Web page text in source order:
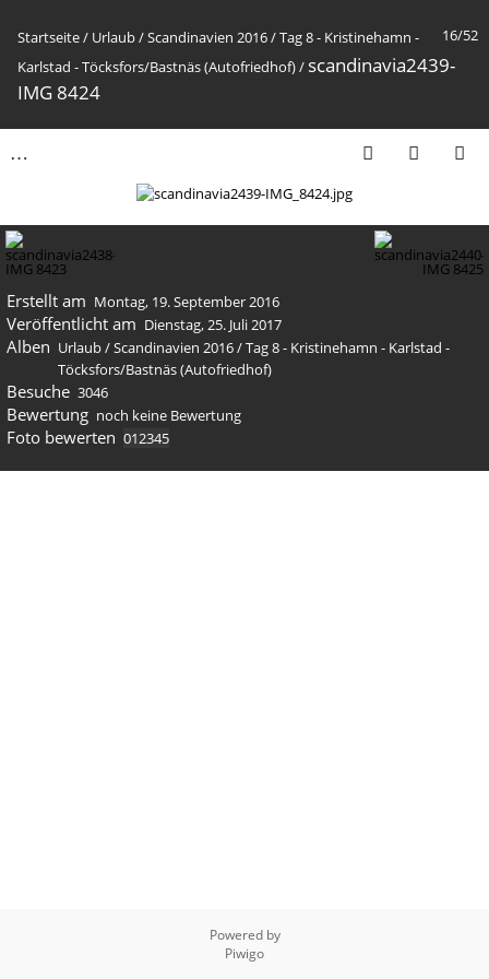
16/52
Startseite/ Urlaub/Scandinavien 2016/Tag 8 - Kristinehamn -
Karlstad - Töcksfors/Bastnäs (Autofriedhof)/ scandinavia2439-
IMG 8424
Erstellt am Montag, 19. September 2016
Veröffentlicht am Dienstag, 25. Juli 2017
Alben Urlaub/Scandinavien 2016/Tag 8 - Kristinehamn - Karlstad -
Töcksfors/Bastnäs (Autofriedhof)
Besuche 3046
Bewertung noch keine Bewertung
Foto bewerten
Powered by
Piwigo